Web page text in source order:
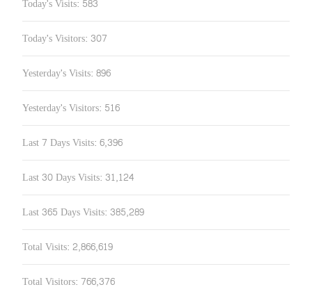
Today's Visits: 583
Today's Visitors: 307
Yesterday's Visits: 896
Yesterday's Visitors: 516
Last 7 Days Visits: 6,396
Last 30 Days Visits: 31,124
Last 365 Days Visits: 385,289
Total Visits: 2,866,619
Total Visitors: 766,376